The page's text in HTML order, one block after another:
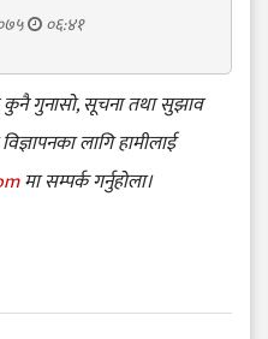
०६:४१
कुनै गुनासो, सूचना तथा सुझाव
लागि हामीलाई
मा सम्पर्क गर्नुहोला।